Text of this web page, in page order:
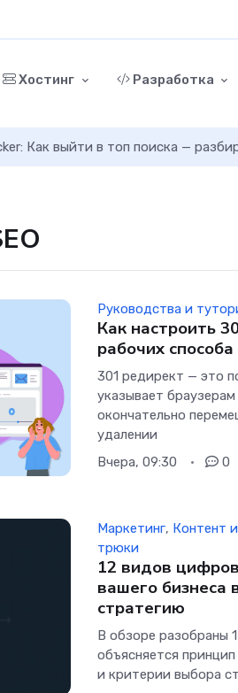
Хостинг Разработка
Как выйти в топ поиска —
Руководства и
Как настроить
рабочих
301 редирект — это
указывает
окончательно
удалении
Вчера, 09:30
0
Маркетинг, Контент
трюки
12 видов
вашего бизнеса
стратегию
В обзоре разобраны
объясняется
и критерии выбора